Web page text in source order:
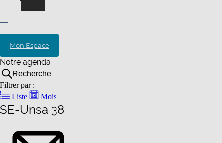
Mon Espace
Notre agenda
Recherche
Filtrer par :
Liste
Mois
SE-Unsa 38